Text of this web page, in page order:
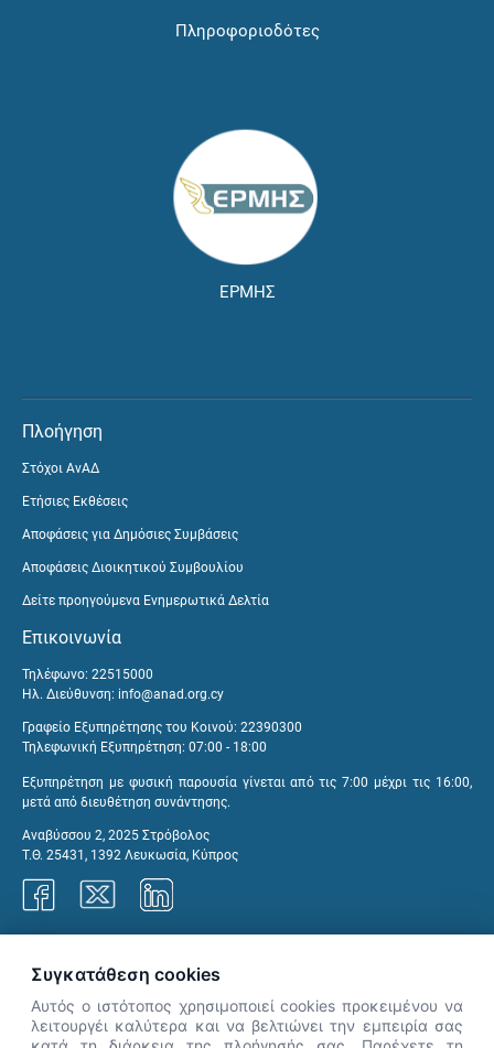
Πληροφοριοδότες
ΕΡΜΗΣ
Πλοήγηση
Στόχοι ΑνΑΔ
Ετήσιες Εκθέσεις
Αποφάσεις για Δημόσιες Συμβάσεις
Αποφάσεις Διοικητικού Συμβουλίου
Δείτε προηγούμενα Ενημερωτικά Δελτία
Επικοινωνία
Τηλέφωνο: 22515000
Ηλ. Διεύθυνση: info@anad.org.cy
Γραφείο Εξυπηρέτησης του Κοινού: 22390300
Τηλεφωνική Εξυπηρέτηση: 07:00 - 18:00
Εξυπηρέτηση με φυσική παρουσία γίνεται από τις 7:00 μέχρι τις 16:00,
μετά από διευθέτηση συνάντησης.
Αναβύσσου 2, 2025 Στρόβολος
Τ.Θ. 25431, 1392 Λευκωσία, Κύπρος
Συγκατάθεση cookies
Αυτός ο ιστότοπος χρησιμοποιεί cookies προκειμένου να
λειτουργέι καλύτερα και να βελτιώνει την εμπειρία σας